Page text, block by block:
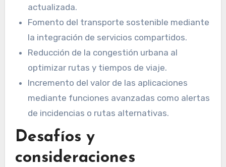
actualizada.
Fomento del transporte sostenible mediante
la integración de servicios compartidos.
Reducción de la congestión urbana al
optimizar rutas y tiempos de viaje.
Incremento del valor de las aplicaciones
mediante funciones avanzadas como alertas
de incidencias o rutas alternativas.
Desafíos y
consideraciones